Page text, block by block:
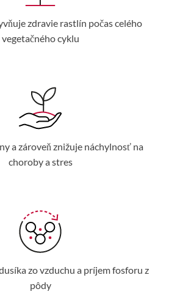
zdravie rastlín počas celého
vegetačného cyklu
a zároveň znižuje náchylnosť na
choroby a stres
zo vzduchu a príjem fosforu z
pôdy